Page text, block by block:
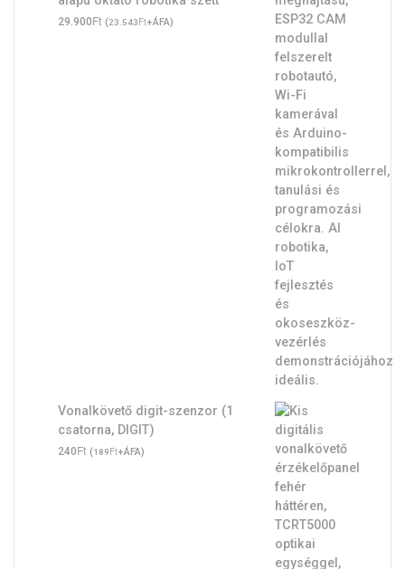
29.900Ft (23.543Ft+ÁFA)
Vonalkövető digit-szenzor (1
csatorna, DIGIT)
240Ft (189Ft+ÁFA)